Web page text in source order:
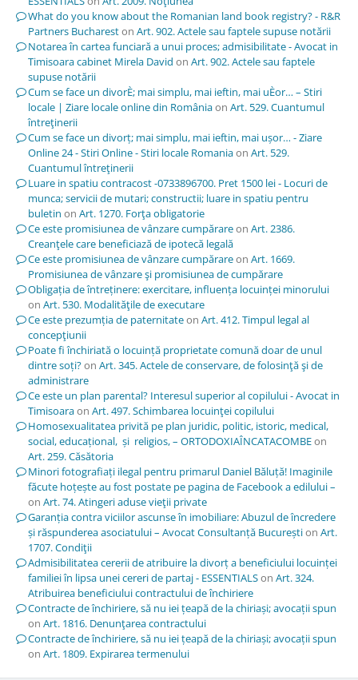
What do you know about the Romanian land book registry? - R&R
Partners Buchareston Art. 902. Actele sau faptele supuse notării
Notarea în cartea funciară a unui proces; admisibilitate - Avocat in
Timisoara cabinet Mirela David on Art. 902. Actele sau faptele
supuse notării
Cum se face un divorÈ; mai simplu, mai ieftin, mai uÈor… – Stiri
locale | Ziare locale online din Româniaon Art. 529. Cuantumul
întreţinerii
Cum se face un divorț; mai simplu, mai ieftin, mai ușor… - Ziare
Online 24 - Stiri Online - Stiri locale Romaniaon Art. 529.
Cuantumul întreţinerii
Luare in spatiu contracost -0733896700. Pret 1500 lei - Locuri de
munca; servicii de mutari; constructii; luare in spatiu pentru
buletin on Art. 1270. Forţa obligatorie
Ce este promisiunea de vânzare cumpărareon Art. 2386.
Creanţele care beneficiază de ipotecă legală
Ce este promisiunea de vânzare cumpărareon Art. 1669.
Promisiunea de vânzare şi promisiunea de cumpărare
Obligația de întreținere: exercitare, influența locuinței minorului
on Art. 530. Modalităţile de executare
Ce este prezumția de paternitateon Art. 412. Timpul legal al
concepţiunii
Poate fi închiriată o locuință proprietate comună doar de unul
dintre soți?on Art. 345. Actele de conservare, de folosinţă şi de
administrare
Ce este un plan parental? Interesul superior al copilului - Avocat in
Timisoaraon Art. 497. Schimbarea locuinţei copilului
Homosexualitatea privită pe plan juridic, politic, istoric, medical,
social, educațional, și religios, – ORTODOXIAÎNCATACOMBEon
Art. 259. Căsătoria
Minori fotografiați ilegal pentru primarul Daniel Băluță! Imaginile
făcute hoțește au fost postate pe pagina de Facebook a edilului –
on Art. 74. Atingeri aduse vieţii private
Garanția contra viciilor ascunse în imobiliare: Abuzul de încredere
și răspunderea asociatului – Avocat Consultanță Bucureștion Art.
1707. Condiţii
Admisibilitatea cererii de atribuire la divorț a beneficiului locuinței
familiei în lipsa unei cereri de partaj - ESSENTIALSon Art. 324.
Atribuirea beneficiului contractului de închiriere
Contracte de închiriere, să nu iei țeapă de la chiriași; avocații spun
on Art. 1816. Denunţarea contractului
Contracte de închiriere, să nu iei țeapă de la chiriași; avocații spun
on Art. 1809. Expirarea termenului